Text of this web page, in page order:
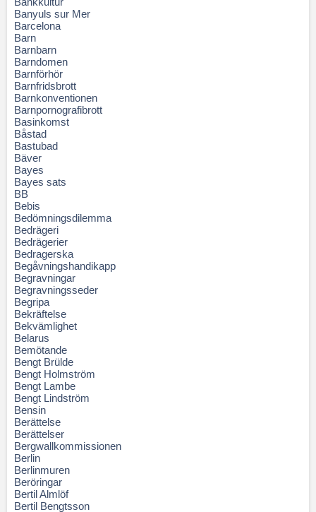
Banyuls sur Mer
Barcelona
Barn
Barnbarn
Barndomen
Barnförhör
Barnfridsbrott
Barnkonventionen
Barnpornografibrott
Basinkomst
Båstad
Bastubad
Bäver
Bayes
Bayes sats
BB
Bebis
Bedömningsdilemma
Bedrägeri
Bedrägerier
Bedragerska
Begåvningshandikapp
Begravningar
Begravningsseder
Begripa
Bekräftelse
Bekvämlighet
Belarus
Bemötande
Bengt Brülde
Bengt Holmström
Bengt Lambe
Bengt Lindström
Bensin
Berättelse
Berättelser
Bergwallkommissionen
Berlin
Berlinmuren
Beröringar
Bertil Almlöf
Bertil Bengtsson